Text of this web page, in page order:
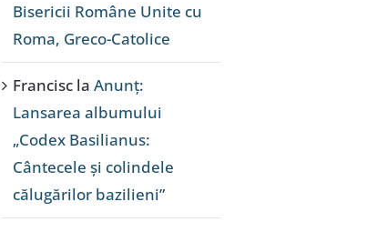
Bisericii Române Unite cu
Roma, Greco-Catolice
Francisc la Anunț:
Lansarea albumului
„Codex Basilianus:
Cântecele și colindele
călugărilor bazilieni”